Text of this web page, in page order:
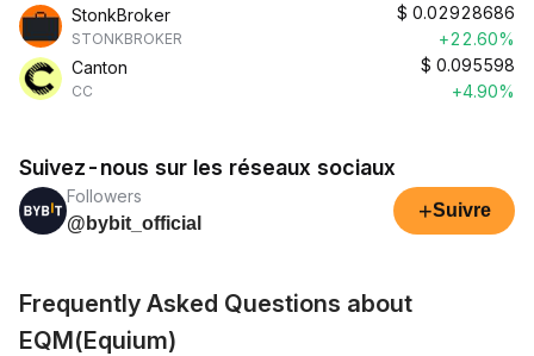
StonkBroker
STONKBROKER
$ 0.02928686
+22.60%
Canton
CC
$ 0.095598
+4.90%
Suivez-nous sur les réseaux sociaux
Followers
@bybit_official
+Suivre
Frequently Asked Questions about
EQM(Equium)